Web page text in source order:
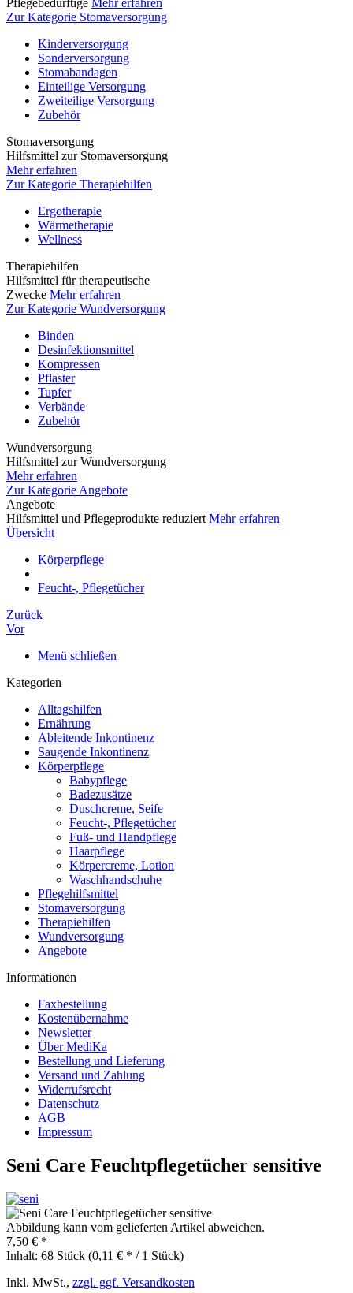
Pflegebedürftige Mehr erfahren
Zur Kategorie Stomaversorgung
Kinderversorgung
Sonderversorgung
Stomabandagen
Einteilige Versorgung
Zweiteilige Versorgung
Zubehör
Stomaversorgung
Hilfsmittel zur Stomaversorgung
Mehr erfahren
Zur Kategorie Therapiehilfen
Ergotherapie
Wärmetherapie
Wellness
Therapiehilfen
Hilfsmittel für therapeutische
Zwecke Mehr erfahren
Zur Kategorie Wundversorgung
Binden
Desinfektionsmittel
Kompressen
Pflaster
Tupfer
Verbände
Zubehör
Wundversorgung
Hilfsmittel zur Wundversorgung
Mehr erfahren
Zur Kategorie Angebote
Angebote
Hilfsmittel und Pflegeprodukte reduziert Mehr erfahren
Übersicht
Körperpflege
Feucht-, Pflegetücher
Zurück
Vor
Menü schließen
Kategorien
Alltagshilfen
Ernährung
Ableitende Inkontinenz
Saugende Inkontinenz
Körperpflege
Babypflege
Badezusätze
Duschcreme, Seife
Feucht-, Pflegetücher
Fuß- und Handpflege
Haarpflege
Körpercreme, Lotion
Waschhandschuhe
Pflegehilfsmittel
Stomaversorgung
Therapiehilfen
Wundversorgung
Angebote
Informationen
Faxbestellung
Kostenübernahme
Newsletter
Über MediKa
Bestellung und Lieferung
Versand und Zahlung
Widerrufsrecht
Datenschutz
AGB
Impressum
Seni Care Feuchtpflegetücher sensitive
Abbildung kann vom gelieferten Artikel abweichen.
7,50 € *
Inhalt: 68 Stück (0,11 € * / 1 Stück)
Inkl. MwSt., zzgl. ggf. Versandkosten